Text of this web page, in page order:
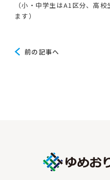
（小・中学生はA1区分、高
ます）
前
前の記事へ